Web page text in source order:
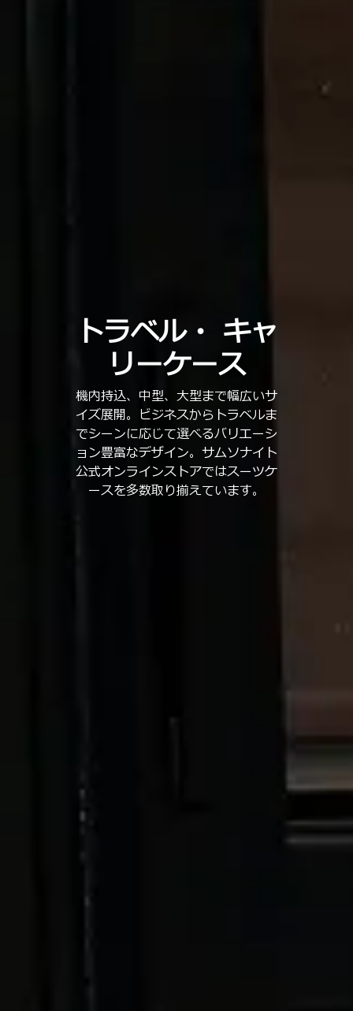
トラベル・ キャ
リーケース
機内持込、中型、大型まで幅広いサ
イズ展開。ビジネスからトラベルま
でシーンに応じて選べるバリエーシ
ョン豊富なデザイン。サムソナイト
公式オンラインストアではスーツケ
ースを多数取り揃えています。